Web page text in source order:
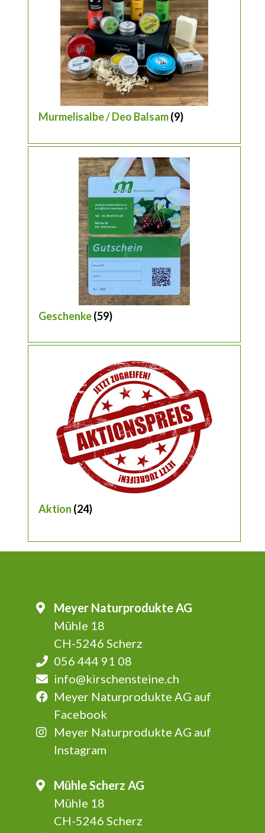
Murmelisalbe / Deo Balsam(9)
Geschenke(59)
Aktion (24)
Meyer Naturprodukte AG
Mühle 18
CH-5246 Scherz
056 444 91 08
info@kirschensteine.ch
Meyer Naturprodukte AG auf
Facebook
Meyer Naturprodukte AG auf
Instagram
Mühle Scherz AG
Mühle 18
CH-5246 Scherz